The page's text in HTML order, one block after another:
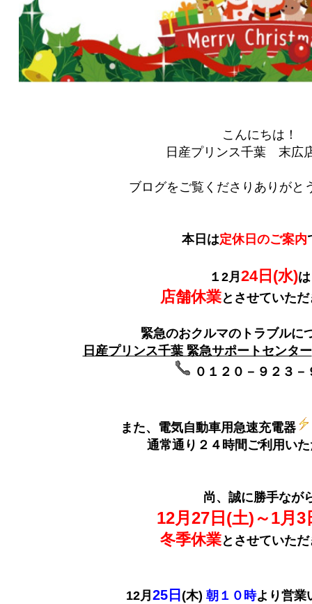
こんにちは！
日産プリンス千葉 末広
ブログをご覧くださりありがと
本日は定休日のご案内
１2月 24日(水)は
店舗休業とさせていた
緊急のおクルマのトラブルに
日産プリンス千葉 緊急サポートセンター
０１２０－９２３－
また、電気自動車用急速充電器
通常通り２４時間ご利用い
尚、誠に勝手なが
12月27日(土)～1月3
冬季休業とさせていた
12月 25日 (木) 朝１０時より営業